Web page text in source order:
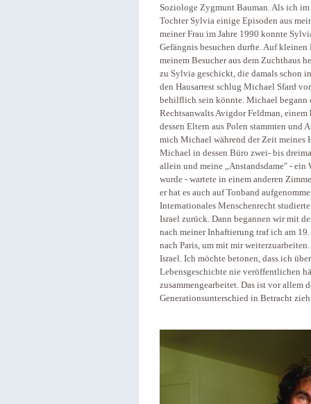
Soziologe Zygmunt Bauman. Als ich
Tochter Sylvia einige Episoden aus
meiner Frau im Jahre 1990 konnte
Gefängnis besuchen durfte. Auf
meinem Besucher aus dem Zuchthaus
zu Sylvia geschickt, die damals schon
den Hausarrest schlug Michael Sfard
behilflich sein könnte. Michael begann
Rechtsanwalts Avigdor Feldman,
dessen Eltern aus Polen stammten und
mich Michael während der Zeit meines
Michael in dessen Büro zwei- bis
allein und meine „Anstandsdame" - ein
wurde - wartete in einem anderen
er hat es auch auf Tonband
Internationales Menschenrecht
Israel zurück. Dann begannen wir mit
nach meiner Inhaftierung traf ich am
nach Paris, um mit mir
Israel. Ich möchte betonen, dass ich
Lebensgeschichte nie veröffentlichen
zusammengearbeitet. Das ist vor allem
Generationsunterschied in Betracht